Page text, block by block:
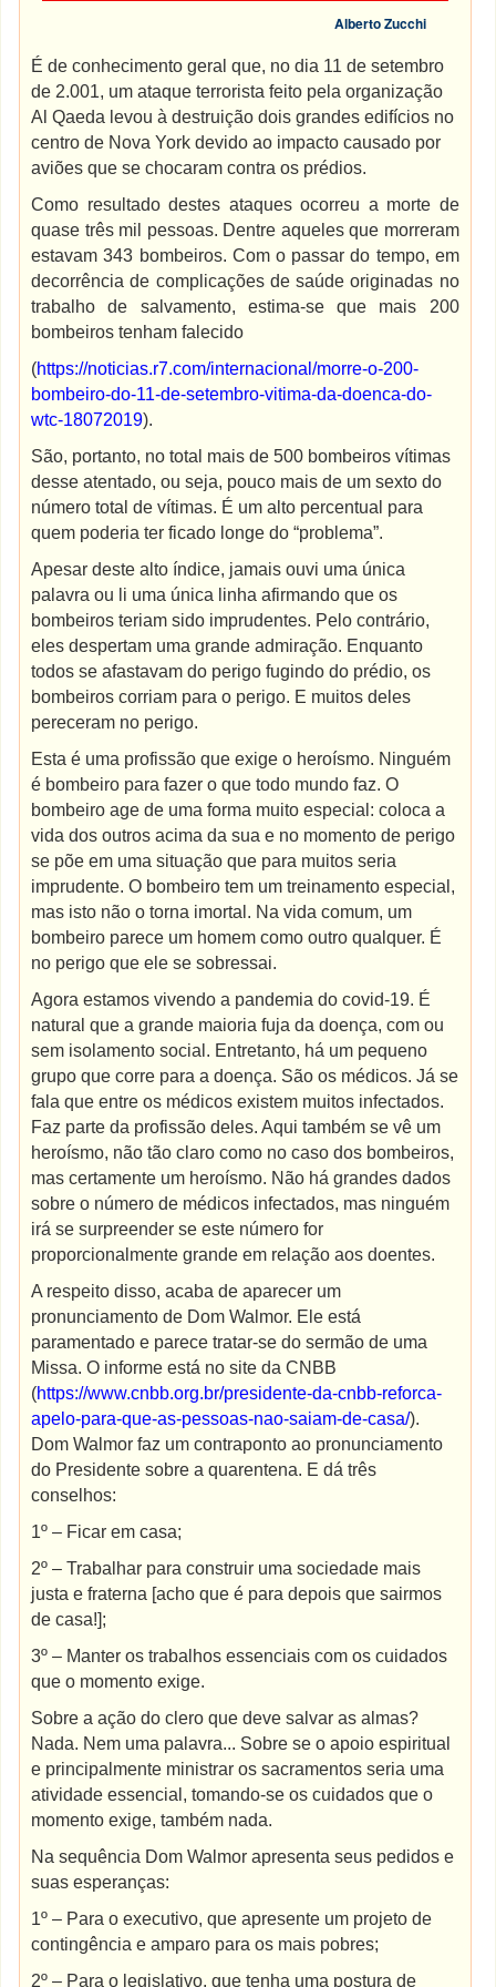
Alberto Zucchi
É de conhecimento geral que, no dia 11 de setembro
de 2.001, um ataque terrorista feito pela organização
Al Qaeda levou à destruição dois grandes edifícios no
centro de Nova York devido ao impacto causado por
aviões que se chocaram contra os prédios.
Como resultado destes ataques ocorreu a morte de
quase três mil pessoas. Dentre aqueles que morreram
estavam 343 bombeiros. Com o passar do tempo, em
decorrência de complicações de saúde originadas no
trabalho de salvamento, estima-se que mais 200
bombeiros tenham falecido
(https://noticias.r7.com/internacional/morre-o-200-
bombeiro-do-11-de-setembro-vitima-da-doenca-do-
wtc-18072019).
São, portanto, no total mais de 500 bombeiros vítimas
desse atentado, ou seja, pouco mais de um sexto do
número total de vítimas. É um alto percentual para
quem poderia ter ficado longe do “problema”.
Apesar deste alto índice, jamais ouvi uma única
palavra ou li uma única linha afirmando que os
bombeiros teriam sido imprudentes. Pelo contrário,
eles despertam uma grande admiração. Enquanto
todos se afastavam do perigo fugindo do prédio, os
bombeiros corriam para o perigo. E muitos deles
pereceram no perigo.
Esta é uma profissão que exige o heroísmo. Ninguém
é bombeiro para fazer o que todo mundo faz. O
bombeiro age de uma forma muito especial: coloca a
vida dos outros acima da sua e no momento de perigo
se põe em uma situação que para muitos seria
imprudente. O bombeiro tem um treinamento especial,
mas isto não o torna imortal. Na vida comum, um
bombeiro parece um homem como outro qualquer. É
no perigo que ele se sobressai.
Agora estamos vivendo a pandemia do covid-19. É
natural que a grande maioria fuja da doença, com ou
sem isolamento social. Entretanto, há um pequeno
grupo que corre para a doença. São os médicos. Já se
fala que entre os médicos existem muitos infectados.
Faz parte da profissão deles. Aqui também se vê um
heroísmo, não tão claro como no caso dos bombeiros,
mas certamente um heroísmo. Não há grandes dados
sobre o número de médicos infectados, mas ninguém
irá se surpreender se este número for
proporcionalmente grande em relação aos doentes.
A respeito disso, acaba de aparecer um
pronunciamento de Dom Walmor. Ele está
paramentado e parece tratar-se do sermão de uma
Missa. O informe está no site da CNBB
(https://www.cnbb.org.br/presidente-da-cnbb-reforca-
apelo-para-que-as-pessoas-nao-saiam-de-casa/).
Dom Walmor faz um contraponto ao pronunciamento
do Presidente sobre a quarentena. E dá três
conselhos:
1º – Ficar em casa;
2º – Trabalhar para construir uma sociedade mais
justa e fraterna [acho que é para depois que sairmos
de casa!];
3º – Manter os trabalhos essenciais com os cuidados
que o momento exige.
Sobre a ação do clero que deve salvar as almas?
Nada. Nem uma palavra... Sobre se o apoio espiritual
e principalmente ministrar os sacramentos seria uma
atividade essencial, tomando-se os cuidados que o
momento exige, também nada.
Na sequência Dom Walmor apresenta seus pedidos e
suas esperanças:
1º – Para o executivo, que apresente um projeto de
contingência e amparo para os mais pobres;
2º – Para o legislativo, que tenha uma postura de